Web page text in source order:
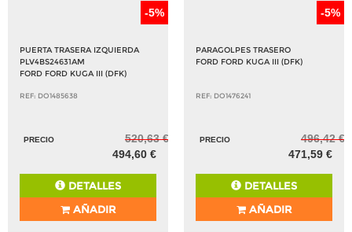
-5%
PUERTA TRASERA IZQUIERDA
PLV4BS24631AM
FORD FORD KUGA III (DFK)
REF: DO1485638
PRECIO
520,63 €
494,60 €
DETALLES
AÑADIR
-5%
PARAGOLPES TRASERO
FORD FORD KUGA III (DFK)
REF: DO1476241
PRECIO
496,42 €
471,59 €
DETALLES
AÑADIR